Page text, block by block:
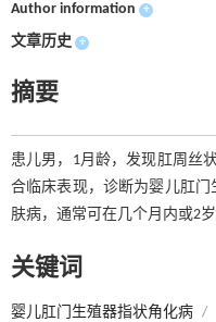
Author information +
文章历史 +
摘要
患儿男，1月龄，发现肛周丝
合临床表现，诊断为婴儿肛
肤病，通常可在几个月内或2岁
关键词
婴儿肛门生殖器指状角化病 /